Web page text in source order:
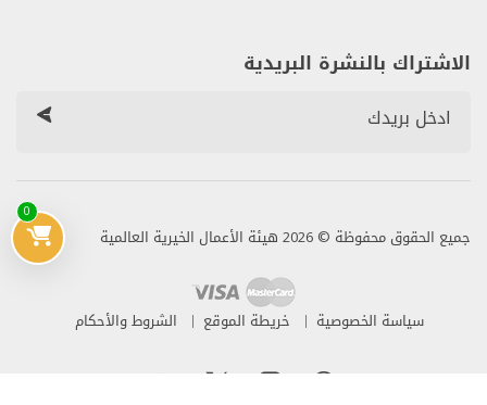
0
الاشتراك بالنشرة البريدية
جميع الحقوق محفوظة © 2026 هيئة الأعمال الخيرية العالمية
سياسة الخصوصية خريطة الموقع الشروط والأحكام